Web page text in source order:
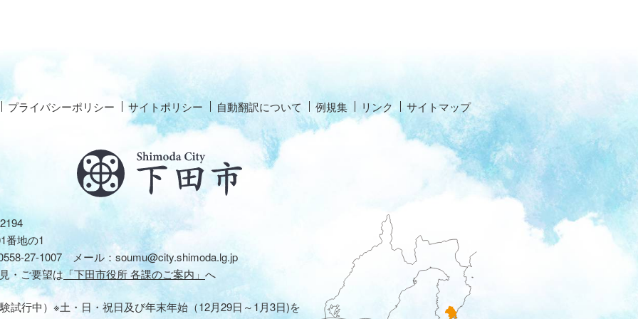
プライバシーポリシー サイトポリシー 自動翻訳について 例規集 リンク サイトマップ
番地の1
27-1007メール： soumu@city.shimoda.lg.jp
・ご要望は「下田市役所 各課のご案内」 へ
試行中）※土・日・祝日及び年末年始（12月29日～1月3日)を